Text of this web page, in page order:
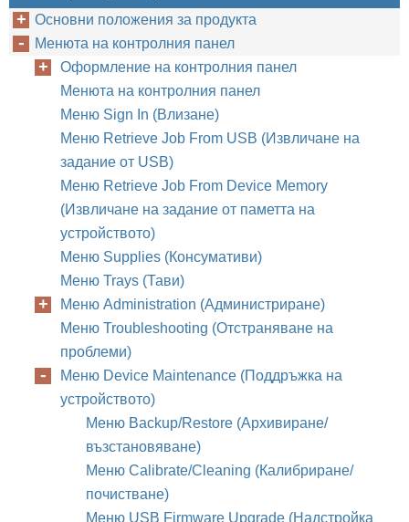
Основни положения за продукта
Менюта на контролния панел
Оформление на контролния панел
Менюта на контролния панел
Меню Sign In (Влизане)
Меню Retrieve Job From USB (Извличане на
задание от USB)
Меню Retrieve Job From Device Memory
(Извличане на задание от паметта на
устройството)
Меню Supplies (Консумативи)
Меню Trays (Тави)
Меню Administration (Администриране)
Меню Troubleshooting (Отстраняване на
проблеми)
Меню Device Maintenance (Поддръжка на
устройството)
Меню Backup/Restore (Архивиране/
възстановяване)
Меню Calibrate/Cleaning (Калибриране/
почистване)
Меню USB Firmware Upgrade (Надстройка